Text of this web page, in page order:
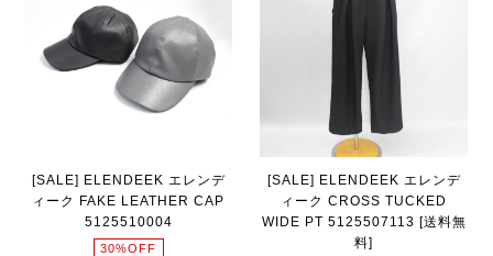
[SALE] ELENDEEK エレンデ
ィーク FAKE LEATHER CAP
5125510004
30%OFF
[SALE] ELENDEEK エレンデ
ィーク CROSS TUCKED
WIDE PT 5125507113 [送料無
料]